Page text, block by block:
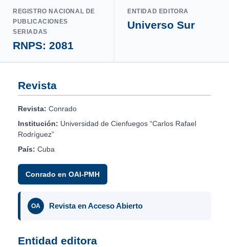
REGISTRO NACIONAL DE
PUBLICACIONES
SERIADAS
RNPS: 2081
ENTIDAD EDITORA
Universo Sur
Revista
Revista: Conrado
Institución: Universidad de Cienfuegos “Carlos Rafael
Rodríguez”
País: Cuba
Conrado en OAI-PMH
OA Revista en Acceso Abierto
Entidad editora